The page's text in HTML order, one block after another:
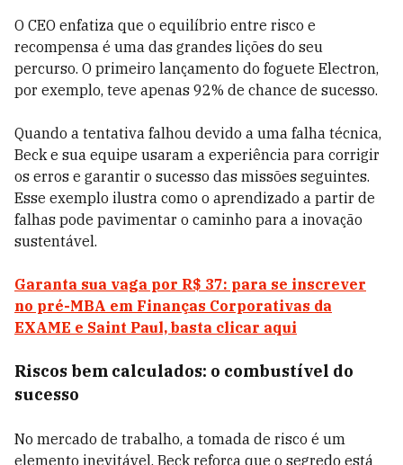
O CEO enfatiza que o equilíbrio entre risco e
recompensa é uma das grandes lições do seu
percurso. O primeiro lançamento do foguete Electron,
por exemplo, teve apenas 92% de chance de sucesso.
Quando a tentativa falhou devido a uma falha técnica,
Beck e sua equipe usaram a experiência para corrigir
os erros e garantir o sucesso das missões seguintes.
Esse exemplo ilustra como o aprendizado a partir de
falhas pode pavimentar o caminho para a inovação
sustentável.
Garanta sua vaga por R$ 37: para se inscrever
no pré-MBA em Finanças Corporativas da
EXAME e Saint Paul, basta clicar aqui
Riscos bem calculados: o combustível do
sucesso
No mercado de trabalho, a tomada de risco é um
elemento inevitável. Beck reforça que o segredo está